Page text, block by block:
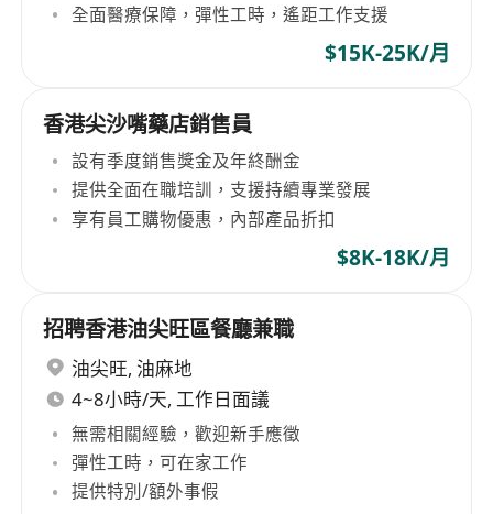
全面醫療保障，彈性工時，遙距工作支援
$15K-25K/月
香港尖沙嘴藥店銷售員
設有季度銷售獎金及年終酬金
提供全面在職培訓，支援持續專業發展
享有員工購物優惠，內部產品折扣
$8K-18K/月
招聘香港油尖旺區餐廳兼職
油尖旺, 油麻地
4~8小時/天, 工作日面議
無需相關經驗，歡迎新手應徵
彈性工時，可在家工作
提供特別/額外事假